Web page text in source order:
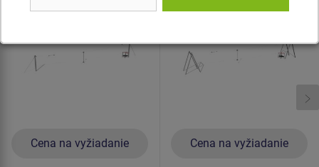
Cena na vyžiadanie Cena na vyžiadanie